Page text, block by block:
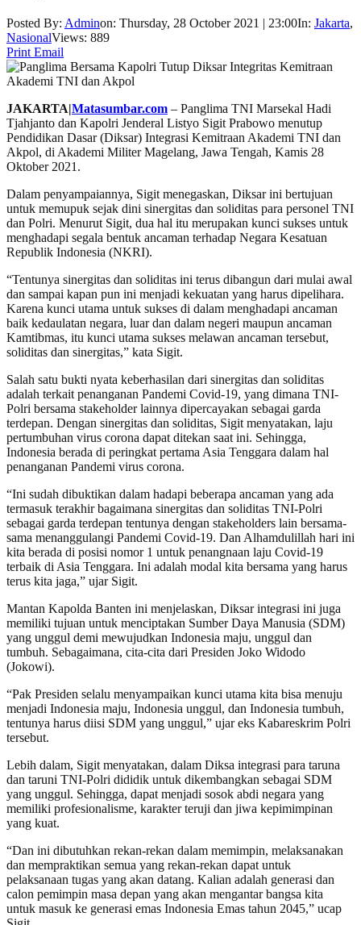
Posted By: Adminon: Thursday, 28 October 2021 | 23:00In: Jakarta,
NasionalViews: 889
Print Email
JAKARTA|Matasumbar.com – Panglima TNI Marsekal Hadi
Tjahjanto dan Kapolri Jenderal Listyo Sigit Prabowo menutup
Pendidikan Dasar (Diksar) Integrasi Kemitraan Akademi TNI dan
Akpol, di Akademi Militer Magelang, Jawa Tengah, Kamis 28
Oktober 2021.
Dalam penyampaiannya, Sigit menegaskan, Diksar ini bertujuan
untuk memupuk sejak dini sinergitas dan soliditas para personel TNI
dan Polri. Menurut Sigit, dua hal itu merupakan kunci sukses untuk
menghadapi segala bentuk ancaman terhadap Negara Kesatuan
Republik Indonesia (NKRI).
“Tentunya sinergitas dan soliditas ini terus dibangun dari mulai awal
dan sampai kapan pun ini menjadi kekuatan yang harus dipelihara.
Karena kunci utama untuk sukses di dalam menghadapi ancaman
baik kedaulatan negara, luar dan dalam negeri maupun ancaman
Kamtibmas, itu kunci utama sukses melawan ancaman tersebut,
soliditas dan sinergitas,” kata Sigit.
Salah satu bukti nyata keberhasilan dari sinergitas dan soliditas
adalah terkait penanganan Pandemi Covid-19, yang dimana TNI-
Polri bersama stakeholder lainnya dipercayakan sebagai garda
terdepan. Dengan sinergitas dan soliditas, Sigit menyatakan, laju
pertumbuhan virus corona dapat ditekan saat ini. Sehingga,
Indonesia berada di peringkat pertama Asia Tenggara dalam hal
penanganan Pandemi virus corona.
“Ini sudah dibuktikan dalam hadapi beberapa ancaman yang ada
termasuk terakhir bagaimana sinergitas dan soliditas TNI-Polri
sebagai garda terdepan tentunya dengan stakeholders lain bersama-
sama menanggulangi Pandemi Covid-19. Dan Alhamdulillah hari ini
kita berada di posisi nomor 1 untuk penangnaan laju Covid-19
terbaik di Asia Tenggara. Ini adalah modal kita bersama yang harus
terus kita jaga,” ujar Sigit.
Mantan Kapolda Banten ini menjelaskan, Diksar integrasi ini juga
memiliki tujuan untuk menciptakan Sumber Daya Manusia (SDM)
yang unggul demi mewujudkan Indonesia maju, unggul dan
tumbuh. Sebagaimana, cita-cita dari Presiden Joko Widodo
(Jokowi).
“Pak Presiden selalu menyampaikan kunci utama kita bisa menuju
menjadi Indonesia maju, Indonesia unggul, dan Indonesia tumbuh,
tentunya harus diisi SDM yang unggul,” ujar eks Kabareskrim Polri
tersebut.
Lebih dalam, Sigit menyatakan, dalam Diksa integrasi para taruna
dan taruni TNI-Polri dididik untuk dikembangkan sebagai SDM
yang unggul. Sehingga, dapat menjadi sosok abdi negara yang
memiliki profesionalisme, karakter teruji dan jiwa kepimimpinan
yang kuat.
“Dan ini dibutuhkan rekan-rekan dalam memimpin, melaksanakan
dan mempraktikan semua yang rekan-rekan dapat untuk
pelaksanaan tugas yang akan datang. Kalian adalah generasi dan
calon pemimpin masa depan yang akan mengantar bangsa kita
untuk masuk ke generasi emas Indonesia Emas tahun 2045,” ucap